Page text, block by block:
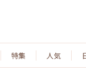
特集 人気